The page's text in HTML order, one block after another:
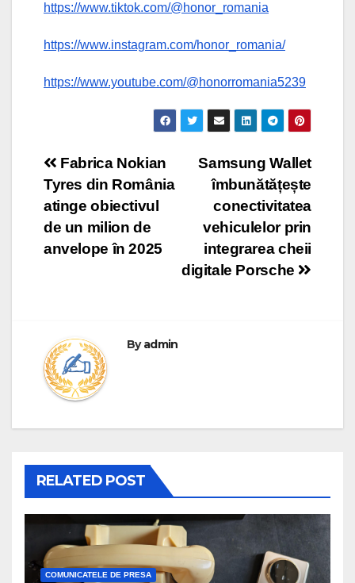
https://www.tiktok.com/@honor_romania
https://www.instagram.com/honor_romania/
https://www.youtube.com/@honorromania5239
Post
navigation
Samsung Wallet
îmbunătățește
conectivitatea
vehiculelor prin
integrarea cheii
digitale Porsche
Fabrica Nokian
Tyres din România
atinge obiectivul
de un milion de
anvelope în 2025
Byadmin
RELATED POST
COMUNICATELE DE PRESA